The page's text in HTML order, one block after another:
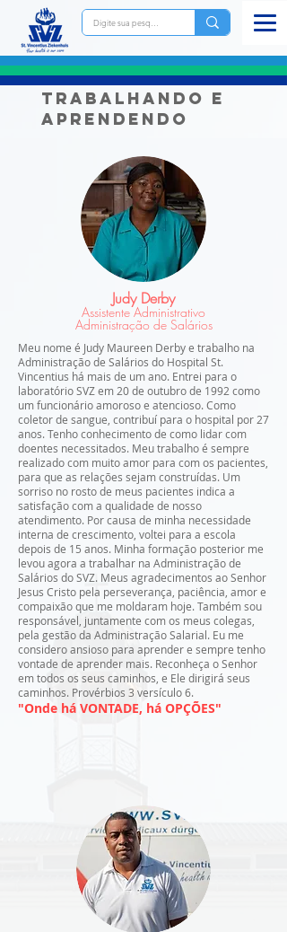
Trabalhando e
aprendendo
Judy Derby
Assistente Administrativo
Administração de Salários
Meu nome é Judy Maureen Derby e trabalho na
Administração de Salários do Hospital St.
Vincentius há mais de um ano. Entrei para o
laboratório SVZ em 20 de outubro de 1992 como
um funcionário amoroso e atencioso. Como
coletor de sangue, contribuí para o hospital por 27
anos. Tenho conhecimento de como lidar com
doentes necessitados. Meu trabalho é sempre
realizado com muito amor para com os pacientes,
para que as relações sejam construídas. Um
sorriso no rosto de meus pacientes indica a
satisfação com a qualidade de nosso
atendimento. Por causa de minha necessidade
interna de crescimento, voltei para a escola
depois de 15 anos. Minha formação posterior me
levou agora a trabalhar na Administração de
Salários do SVZ. Meus agradecimentos ao Senhor
Jesus Cristo pela perseverança, paciência, amor e
compaixão que me moldaram hoje. Também sou
responsável, juntamente com os meus colegas,
pela gestão da Administração Salarial. Eu me
considero ansioso para aprender e sempre tenho
vontade de aprender mais. Reconheça o Senhor
em todos os seus caminhos, e Ele dirigirá seus
caminhos. Provérbios 3 versículo 6.
"Onde há VONTADE, há OPÇÕES"